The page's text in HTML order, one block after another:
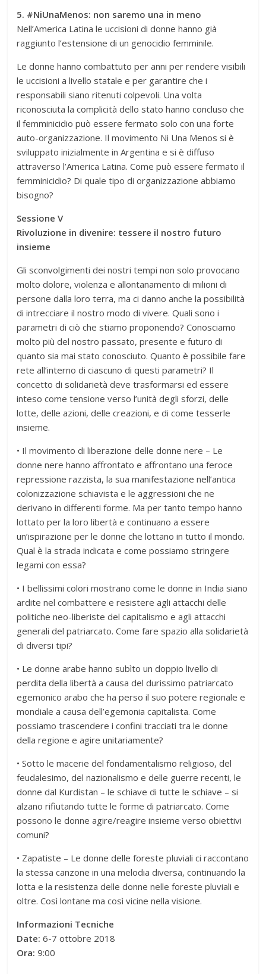
5. #NiUnaMenos: non saremo una in meno
Nell’America Latina le uccisioni di donne hanno già
raggiunto l’estensione di un genocidio femminile.
Le donne hanno combattuto per anni per rendere visibili
le uccisioni a livello statale e per garantire che i
responsabili siano ritenuti colpevoli. Una volta
riconosciuta la complicità dello stato hanno concluso che
il femminicidio può essere fermato solo con una forte
auto-organizzazione. Il movimento Ni Una Menos si è
sviluppato inizialmente in Argentina e si è diffuso
attraverso l’America Latina. Come può essere fermato il
femminicidio? Di quale tipo di organizzazione abbiamo
bisogno?
Sessione V
Rivoluzione in divenire: tessere il nostro futuro
insieme
Gli sconvolgimenti dei nostri tempi non solo provocano
molto dolore, violenza e allontanamento di milioni di
persone dalla loro terra, ma ci danno anche la possibilità
di intrecciare il nostro modo di vivere. Quali sono i
parametri di ciò che stiamo proponendo? Conosciamo
molto più del nostro passato, presente e futuro di
quanto sia mai stato conosciuto. Quanto è possibile fare
rete all’interno di ciascuno di questi parametri? Il
concetto di solidarietà deve trasformarsi ed essere
inteso come tensione verso l’unità degli sforzi, delle
lotte, delle azioni, delle creazioni, e di come tesserle
insieme.
• Il movimento di liberazione delle donne nere – Le
donne nere hanno affrontato e affrontano una feroce
repressione razzista, la sua manifestazione nell’antica
colonizzazione schiavista e le aggressioni che ne
derivano in differenti forme. Ma per tanto tempo hanno
lottato per la loro libertà e continuano a essere
un’ispirazione per le donne che lottano in tutto il mondo.
Qual è la strada indicata e come possiamo stringere
legami con essa?
• I bellissimi colori mostrano come le donne in India siano
ardite nel combattere e resistere agli attacchi delle
politiche neo-liberiste del capitalismo e agli attacchi
generali del patriarcato. Come fare spazio alla solidarietà
di diversi tipi?
• Le donne arabe hanno subìto un doppio livello di
perdita della libertà a causa del durissimo patriarcato
egemonico arabo che ha perso il suo potere regionale e
mondiale a causa dell’egemonia capitalista. Come
possiamo trascendere i confini tracciati tra le donne
della regione e agire unitariamente?
• Sotto le macerie del fondamentalismo religioso, del
feudalesimo, del nazionalismo e delle guerre recenti, le
donne dal Kurdistan – le schiave di tutte le schiave – si
alzano rifiutando tutte le forme di patriarcato. Come
possono le donne agire/reagire insieme verso obiettivi
comuni?
• Zapatiste – Le donne delle foreste pluviali ci raccontano
la stessa canzone in una melodia diversa, continuando la
lotta e la resistenza delle donne nelle foreste pluviali e
oltre. Così lontane ma così vicine nella visione.
Informazioni Tecniche
Date: 6-7 ottobre 2018
Ora: 9:00